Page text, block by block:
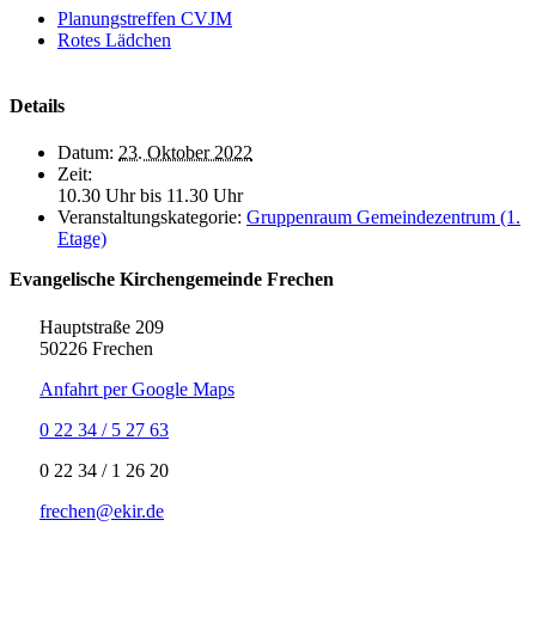
Planungstreffen CVJM
Rotes Lädchen
Details
Datum: 23. Oktober 2022
Zeit:
10.30 Uhr bis 11.30 Uhr
Veranstaltungskategorie: Gruppenraum Gemeindezentrum (1.
Etage)
Evangelische Kirchengemeinde Frechen
Hauptstraße 209
50226 Frechen
Anfahrt per Google Maps
0 22 34 / 5 27 63
‍0 22 34 / ‍1 26 20
frechen@ekir.de